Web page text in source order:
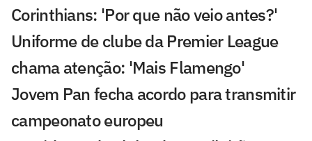
Corinthians: 'Por que não veio antes?'
Uniforme de clube da Premier League
chama atenção: 'Mais Flamengo'
Jovem Pan fecha acordo para transmitir
campeonato europeu